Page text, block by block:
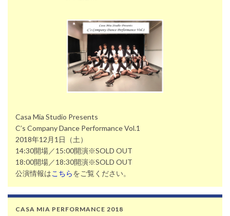
Casa Mia Studio Presents
C’s Company Dance Performance Vol.1
2018年12月1日（土）
14:30開場／15:00開演※SOLD OUT
18:00開場／18:30開演※SOLD OUT
公演情報はこちらをご覧ください。
CASA MIA PERFORMANCE 2018